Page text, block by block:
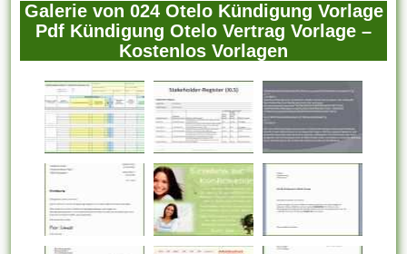
Galerie von 024 Otelo Kündigung Vorlage
Pdf Kündigung Otelo Vertrag Vorlage –
Kostenlos Vorlagen